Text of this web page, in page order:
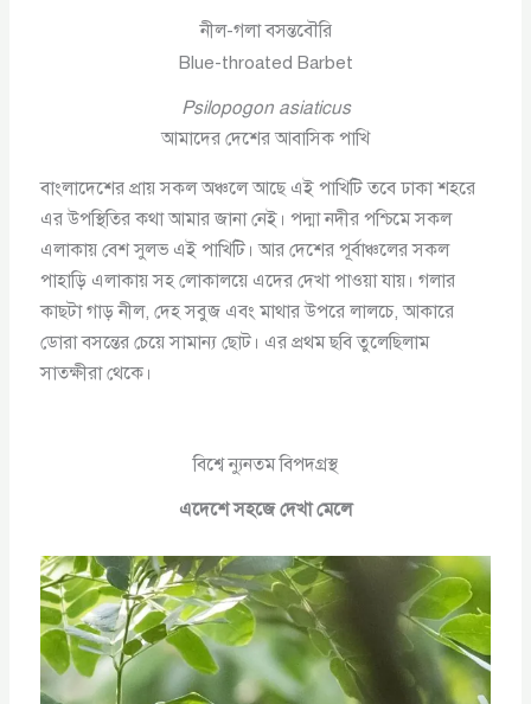
নীল-গলা বসন্তবৌরি
Blue-throated Barbet
Psilopogon asiaticus
আমাদের দেশের আবাসিক পাখি
বাংলাদেশের প্রায় সকল অঞ্চলে আছে এই পাখিটি তবে ঢাকা শহরে
এর উপস্থিতির কথা আমার জানা নেই। পদ্মা নদীর পশ্চিমে সকল
এলাকায় বেশ সুলভ এই পাখিটি। আর দেশের পূর্বাঞ্চলের সকল
পাহাড়ি এলাকায় সহ লোকালয়ে এদের দেখা পাওয়া যায়। গলার
কাছটা গাড় নীল, দেহ সবুজ এবং মাথার উপরে লালচে, আকারে
ডোরা বসন্তের চেয়ে সামান্য ছোট। এর প্রথম ছবি তুলেছিলাম
সাতক্ষীরা থেকে।
বিশ্বে ন্যুনতম বিপদগ্রস্থ
এদেশে সহজে দেখা মেলে